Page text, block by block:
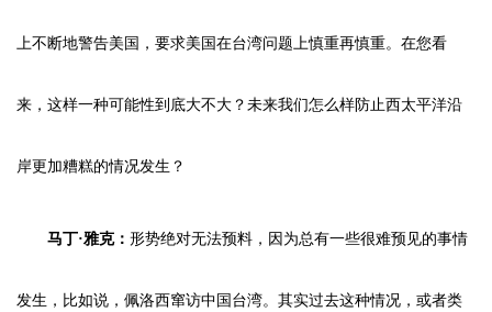
上不断地警告美国，要求美国在台湾问题上慎重再慎重。在您看
来，这样一种可能性到底大不大？未来我们怎么样防止西太平洋沿
岸更加糟糕的情况发生？
马丁·雅克： 形势绝对无法预料，因为总有一些很难预见的事情
发生，比如说，佩洛西窜访中国台湾。其实过去这种情况，或者类